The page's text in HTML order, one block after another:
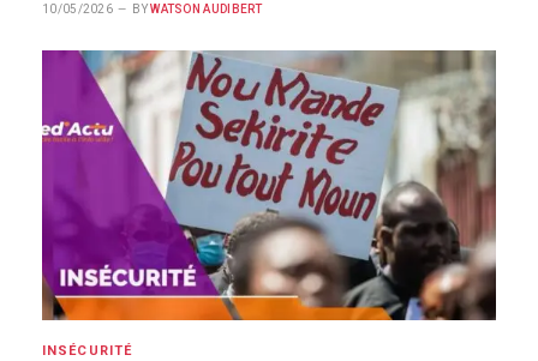
10/05/2026 BY WATSON AUDIBERT
INSÉCURITÉ